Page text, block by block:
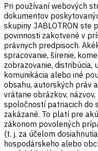
Pri používaní webových
dokumentov
skupiny JABLOTRON ste
povinnosti zakotvené v
právnych predpisoch.
spracovanie, šírenie,
zobrazovanie, distribúcia,
komunikácia alebo iné
obsahu, autorských práv
vrátane obrázkov,
spoločností patriacich do
zakázané. To platí pre
zákonom povolených
(t. j. za účelom
hospodárskeho alebo